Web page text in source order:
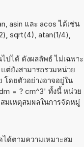
asin และ acos ได้เช่น
sqrt(4), atan(1/4),
ปได้ ดังผลลัพธ์ ไม่เฉพาะ
ต่ยังสามารถรวมหน่วย
โดยตัวอย่างอาจอยู่ใน
= ? cm^3' ทั้งนี้ หน่วย
มเหตุสมผลในการจัดหมู่
ด้ตามความเหมาะสม